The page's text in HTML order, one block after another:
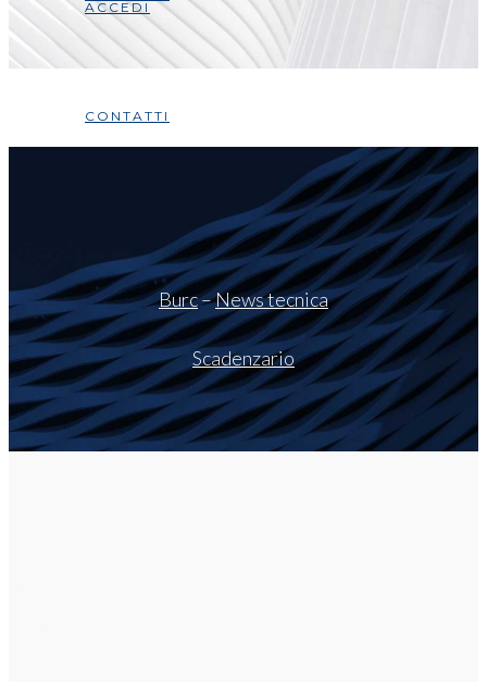
ACCEDI
CONTATTI
Burc–News tecnica
Scadenzario